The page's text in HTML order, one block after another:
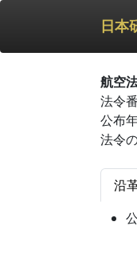
日本
航空
法令
公布
法令
沿